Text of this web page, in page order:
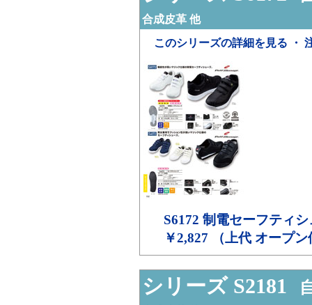
合成皮革 他
このシリーズの詳細を見る ・
S6172 制電セーフティシ
￥2,827 （上代 オープ
シリーズ S2181